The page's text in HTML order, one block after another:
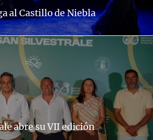
al Castillo de Niebla
abre su VII edición